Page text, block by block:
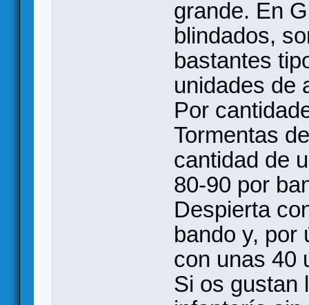
grande. En
blindados,
bastantes
unidades de
Por
Tormentas
cantidad de
80-90 por
Despierta
bando y, por
con unas 40
Si os gustan